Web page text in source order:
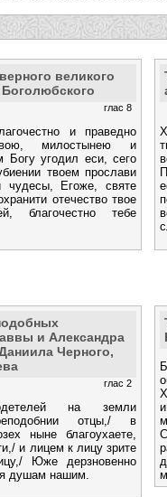
великого
глас 8
и праведно
милостынею и
Богу угодил еси, сего
твоем прослави
чудесы, Егоже, святе
отечество твое
благочестно тебе
и Александра
Черного,
глас 2
на земли
отцы,/ в
ныне благоухаете,
и лицем к лицу зрите
Юже дерзновенно
душам нашим.